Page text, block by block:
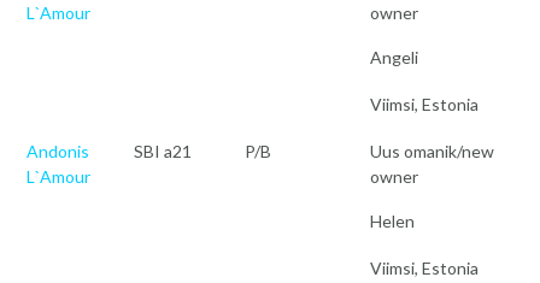
L`Amour
owner
Angeli
Viimsi, Estonia
Andonis
L`Amour
SBI a21 P/B
Uus omanik/new
owner
Helen
Viimsi, Estonia